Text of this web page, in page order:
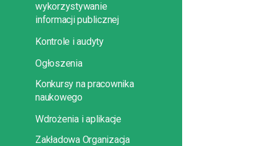
wykorzystywanie
informacji publicznej
Kontrole i audyty
Ogłoszenia
Konkursy na pracownika
naukowego
Wdrożenia i aplikacje
Zakładowa Organizacja